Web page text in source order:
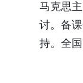
马克思
讨。备
持。全